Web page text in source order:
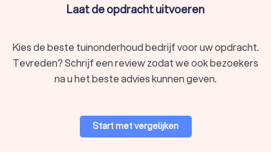
Laat de opdracht uitvoeren
Kies de beste tuinonderhoud bedrijf voor uw opdracht.
Tevreden? Schrijf een review zodat we ook bezoekers
na u het beste advies kunnen geven.
Start met vergelijken